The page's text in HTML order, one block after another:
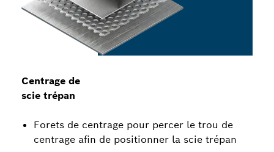
Centrage de
scie trépan
Forets de centrage pour percer le trou de
centrage afin de positionner la scie trépan